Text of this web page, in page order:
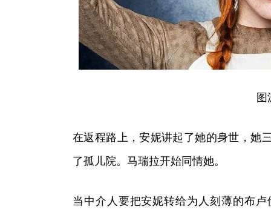
图
在返程路上，安妮讲起了她的身世，她
了孤儿院。马瑞拉开始同情她。
当中介人要把安妮转给为人刻薄的布